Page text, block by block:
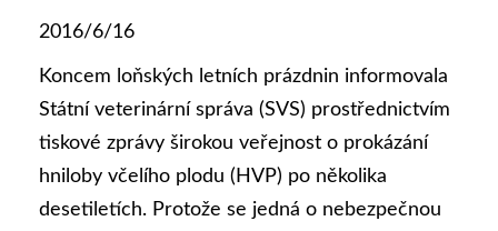
2016/6/16
Koncem loňských letních prázdnin informovala
Státní veterinární správa (SVS) prostřednictvím
tiskové zprávy širokou veřejnost o prokázání
hniloby včelího plodu (HVP) po několika
desetiletích. Protože se jedná o nebezpečnou